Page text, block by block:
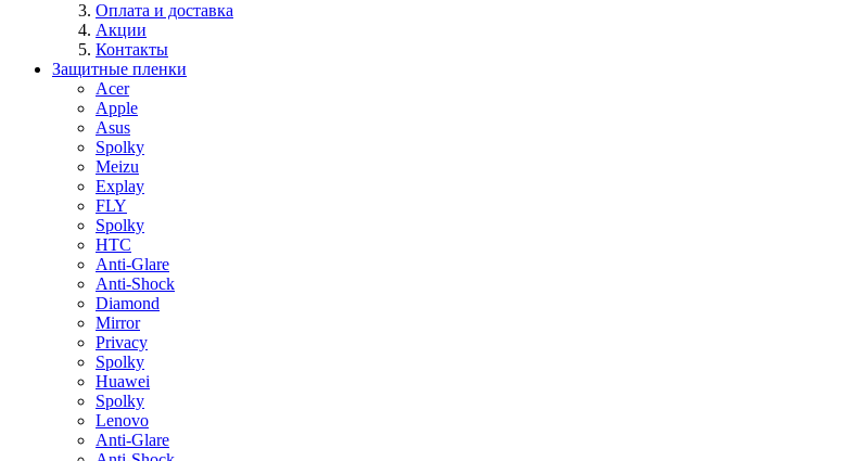
Оплата и доставка
Акции
Контакты
Защитные пленки
Acer
Apple
Asus
Spolky
Meizu
Explay
FLY
Spolky
HTC
Anti-Glare
Anti-Shock
Diamond
Mirror
Privacy
Spolky
Huawei
Spolky
Lenovo
Anti-Glare